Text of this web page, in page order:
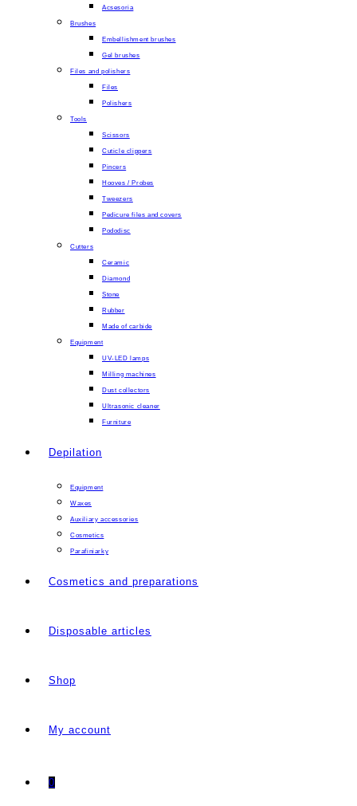
Acsesoria
Brushes
Embellishment brushes
Gel brushes
Files and polishers
Files
Polishers
Tools
Scissors
Cuticle clippers
Pincers
Hooves / Probes
Tweezers
Pedicure files and covers
Pododisc
Cutters
Ceramic
Diamond
Stone
Rubber
Made of carbide
Equipment
UV-LED lamps
Milling machines
Dust collectors
Ultrasonic cleaner
Furniture
Depilation
Equipment
Waxes
Auxiliary accessories
Cosmetics
Parafiniarky
Cosmetics and preparations
Disposable articles
Shop
My account
0